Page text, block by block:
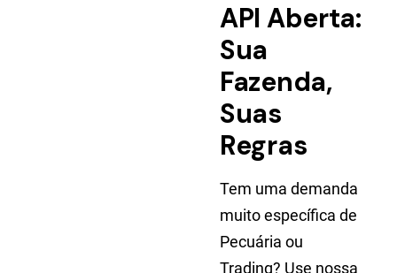
API Aberta:
Sua
Fazenda,
Suas
Regras
Tem uma demanda
muito específica de
Pecuária ou
Trading? Use nossa